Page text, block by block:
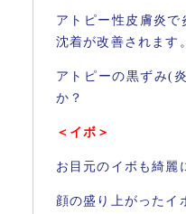
アトピー性皮膚炎
沈着が改善されます。
アトピーの黒ずみ(
か？
＜イボ＞
お目元のイボも綺麗
顔の盛り上がったイ